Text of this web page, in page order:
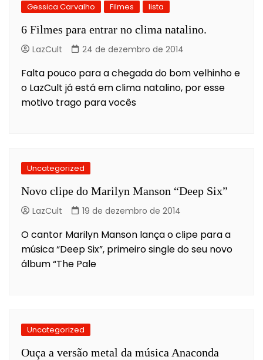
Gessica Carvalho Filmes lista
6 Filmes para entrar no clima natalino.
LazCult 24 de dezembro de 2014
Falta pouco para a chegada do bom velhinho e
o LazCult já está em clima natalino, por esse
motivo trago para vocês
Uncategorized
Novo clipe do Marilyn Manson “Deep Six”
LazCult 19 de dezembro de 2014
O cantor Marilyn Manson lança o clipe para a
música “Deep Six”, primeiro single do seu novo
álbum “The Pale
Uncategorized
Ouça a versão metal da música Anaconda